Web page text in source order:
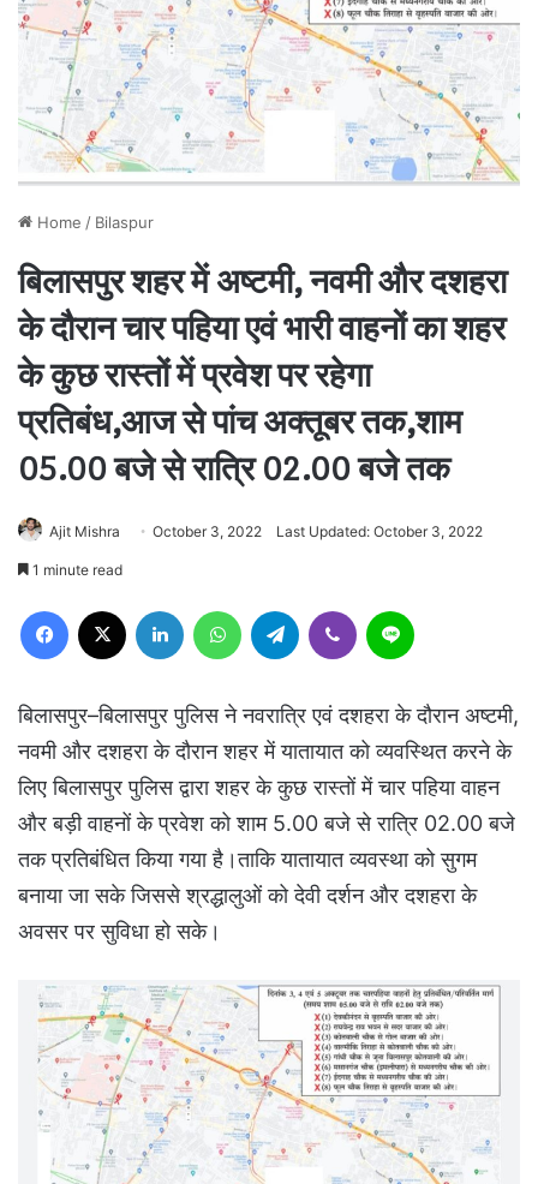
Home / Bilaspur
बिलासपुर शहर में अष्टमी, नवमी और दशहरा
के दौरान चार पहिया एवं भारी वाहनों का शहर
के कुछ रास्तों में प्रवेश पर रहेगा
प्रतिबंध,आज से पांच अक्तूबर तक,शाम
05.00 बजे से रात्रि 02.00 बजे तक
Ajit Mishra October 3, 2022 Last Updated: October 3, 2022
1 minute read
Facebook LinkedIn WhatsAppTelegram Viber
बिलासपुर–बिलासपुर पुलिस ने नवरात्रि एवं दशहरा के दौरान अष्टमी,
नवमी और दशहरा के दौरान शहर में यातायात को व्यवस्थित करने के
लिए बिलासपुर पुलिस द्वारा शहर के कुछ रास्तों में चार पहिया वाहन
और बड़ी वाहनों के प्रवेश को शाम 5.00 बजे से रात्रि 02.00 बजे
तक प्रतिबंधित किया गया है।ताकि यातायात व्यवस्था को सुगम
बनाया जा सके जिससे श्रद्धालुओं को देवी दर्शन और दशहरा के
अवसर पर सुविधा हो सके।